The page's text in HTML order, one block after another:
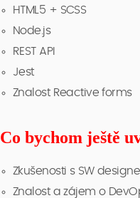
HTML5 + SCSS
Node.js
REST API
Jest
Znalost Reactive forms
Co bychom ještě
Zkušenosti s SW
Znalost a zájem o